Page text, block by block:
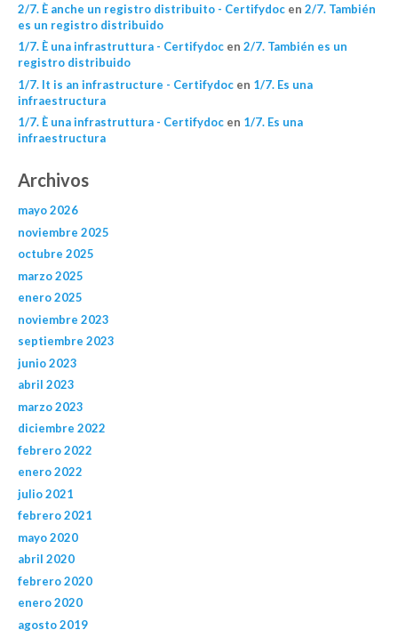
2/7. È anche un registro distribuito - Certifydocen 2/7. También
es un registro distribuido
1/7. È una infrastruttura - Certifydocen 2/7. También es un
registro distribuido
1/7. It is an infrastructure - Certifydocen 1/7. Es una
infraestructura
1/7. È una infrastruttura - Certifydocen 1/7. Es una
infraestructura
Archivos
mayo 2026
noviembre 2025
octubre 2025
marzo 2025
enero 2025
noviembre 2023
septiembre 2023
junio 2023
abril 2023
marzo 2023
diciembre 2022
febrero 2022
enero 2022
julio 2021
febrero 2021
mayo 2020
abril 2020
febrero 2020
enero 2020
agosto 2019